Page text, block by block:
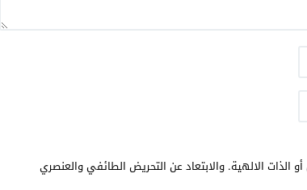
الذات الالهية. والابتعاد عن التحريض الطائفي والعنصري